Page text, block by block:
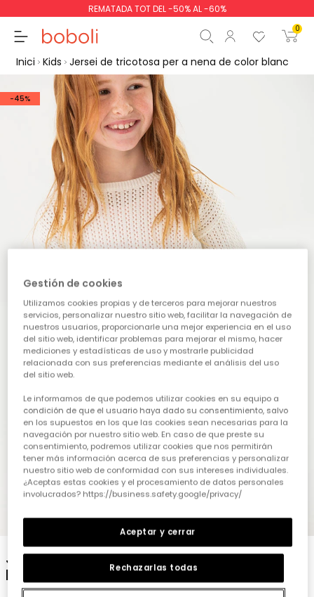
REMATADA TOT DEL -50% AL -60%
0
Continua Començar la
Inici Kids Jersei de tricotosa per a nena de color blanc
-45%
1 2 3 4 5
Jersei de tricotosa per a nena de color
blanc
Gestión de cookies
Utilizamos cookies propias y de terceros para mejorar nuestros
servicios, personalizar nuestro sitio web, facilitar la navegación de
nuestros usuarios, proporcionarle una mejor experiencia en el uso
del sitio web, identificar problemas para mejorar el mismo, hacer
mediciones y estadísticas de uso y mostrarle publicidad
relacionada con sus preferencias mediante el análisis del uso
del sitio web.
Le informamos de que podemos utilizar cookies en su equipo a
condición de que el usuario haya dado su consentimiento, salvo
en los supuestos en los que las cookies sean necesarias para la
navegación por nuestro sitio web. En caso de que preste su
consentimiento, podremos utilizar cookies que nos permitirán
tener más información acerca de sus preferencias y personalizar
nuestro sitio web de conformidad con sus intereses individuales.
¿Aceptas estas cookies y el procesamiento de datos personales
involucrados? https://business.safety.google/privacy/
Rechazarlas todas
Aceptar y cerrar